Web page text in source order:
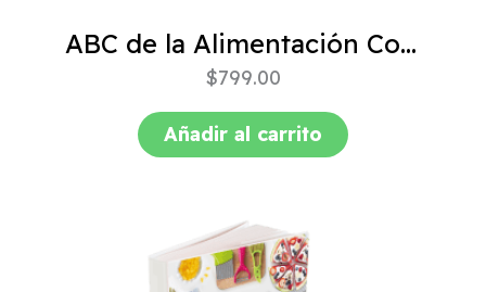
ABC de la Alimentación Complementaria 4ta edición
$799.00
Añadir al carrito